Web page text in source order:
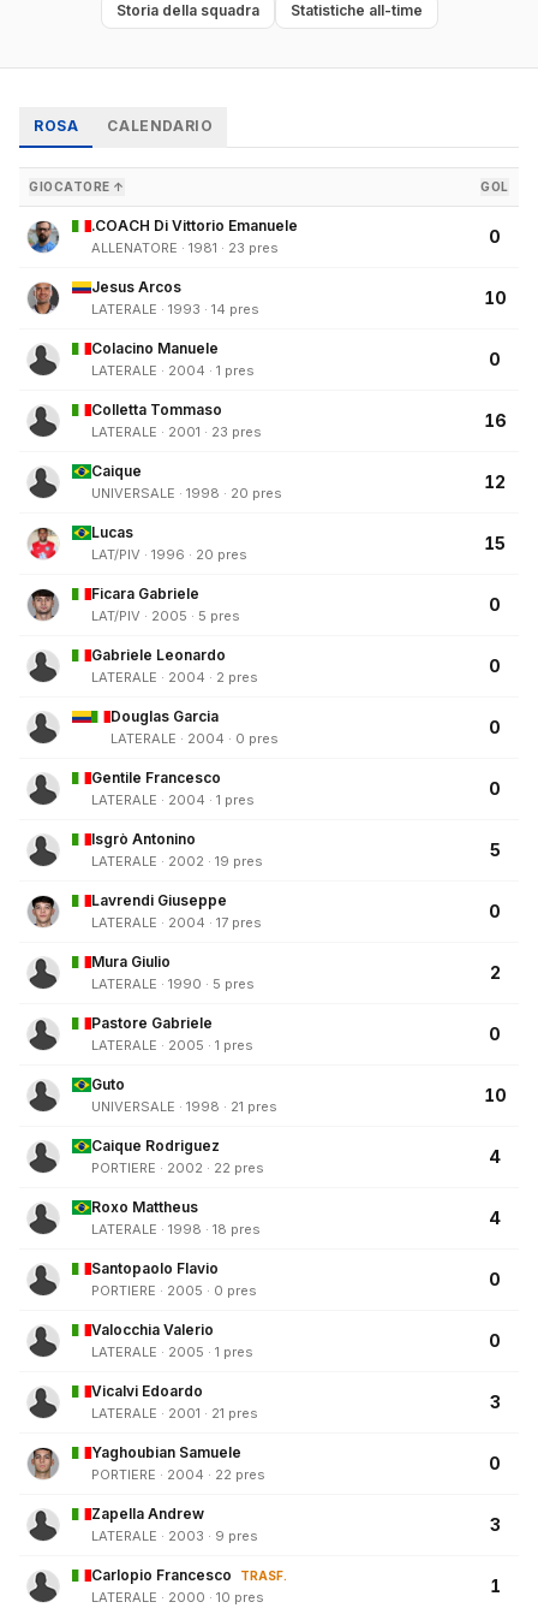
Storia della squadra Statistiche all-time
ROSA CALENDARIO
GIOCATORE ↑ GOL
.COACH Di Vittorio Emanuele
ALLENATORE · 1981 · 23 pres
0
Jesus Arcos
LATERALE · 1993 · 14 pres
10
Colacino Manuele
LATERALE · 2004 · 1 pres
0
Colletta Tommaso
LATERALE · 2001 · 23 pres
16
Caique
UNIVERSALE · 1998 · 20 pres
12
Lucas
LAT/PIV · 1996 · 20 pres
15
Ficara Gabriele
LAT/PIV · 2005 · 5 pres
0
Gabriele Leonardo
LATERALE · 2004 · 2 pres
0
Douglas Garcia
LATERALE · 2004 · 0 pres
0
Gentile Francesco
LATERALE · 2004 · 1 pres
0
Isgrò Antonino
LATERALE · 2002 · 19 pres
5
Lavrendi Giuseppe
LATERALE · 2004 · 17 pres
0
Mura Giulio
LATERALE · 1990 · 5 pres
2
Pastore Gabriele
LATERALE · 2005 · 1 pres
0
Guto
UNIVERSALE · 1998 · 21 pres
10
Caique Rodriguez
PORTIERE · 2002 · 22 pres
4
Roxo Mattheus
LATERALE · 1998 · 18 pres
4
Santopaolo Flavio
PORTIERE · 2005 · 0 pres
0
Valocchia Valerio
LATERALE · 2005 · 1 pres
0
Vicalvi Edoardo
LATERALE · 2001 · 21 pres
3
Yaghoubian Samuele
PORTIERE · 2004 · 22 pres
0
Zapella Andrew
LATERALE · 2003 · 9 pres
3
Carlopio Francesco TRASF.
LATERALE · 2000 · 10 pres
1